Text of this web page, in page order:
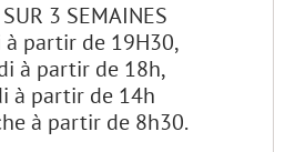
3 SEMAINES
partir de 19H30,
à partir de 18h,
à partir de 14h
à partir de 8h30.